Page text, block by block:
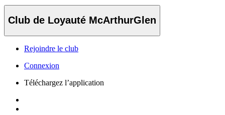
Club de Loyauté McArthurGlen
Rejoindre le club
Connexion
Téléchargez l’application